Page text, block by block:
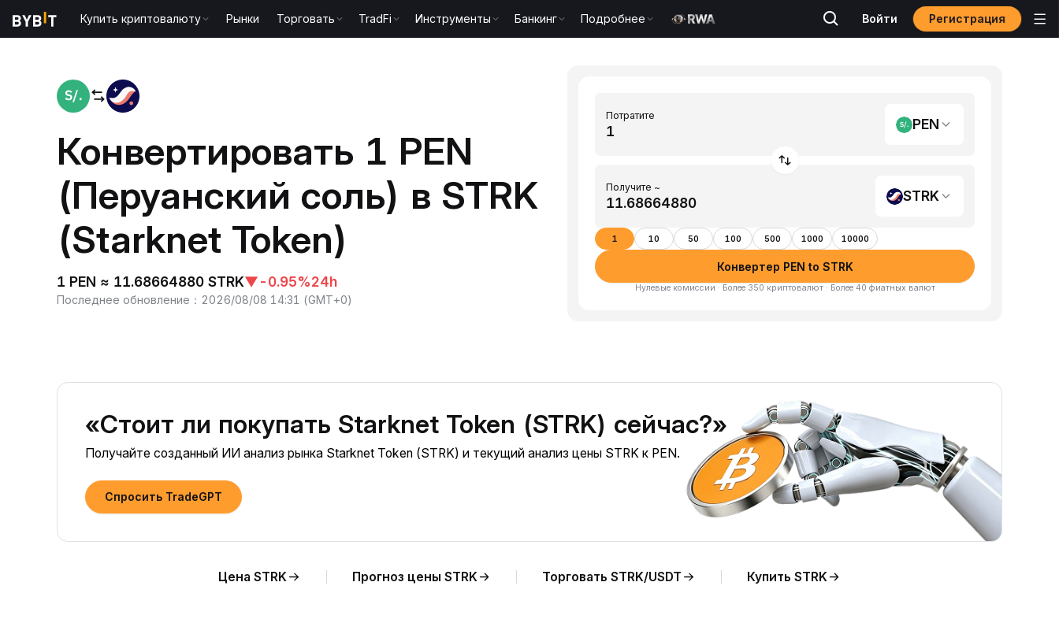
Купить криптовалюту Рынки Торговать TradFi Инструменты Банкинг Подробнее Войти Регистрация
Конвертировать 1 PEN
(Перуанский соль) в STRK
(Starknet Token)
1 PEN ≈ 11.68664880 STRK▼-0.95%24h
Последнее обновление ： 2026/08/08 14:31 (GMT+0)
Потратите
PEN
Получите ~
STRK
1 10 50 100 500 1000 10000
Конвертер PEN to STRK
Нулевые комиссии · Более 350 криптовалют · Более 40 фиатных валют
«Стоит ли покупать Starknet Token (STRK) сейчас?»
Получайте созданный ИИ анализ рынка Starknet Token (STRK) и текущий анализ цены STRK к PEN.
Спросить TradeGPT
Цена STRK Прогноз цены STRK Торговать STRK/USDT Купить STRK